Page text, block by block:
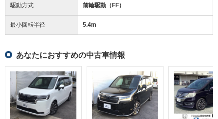
駆動方式 前輪駆動（FF）
最小回転半径 5.4m
あなたにおすすめの中古車情報